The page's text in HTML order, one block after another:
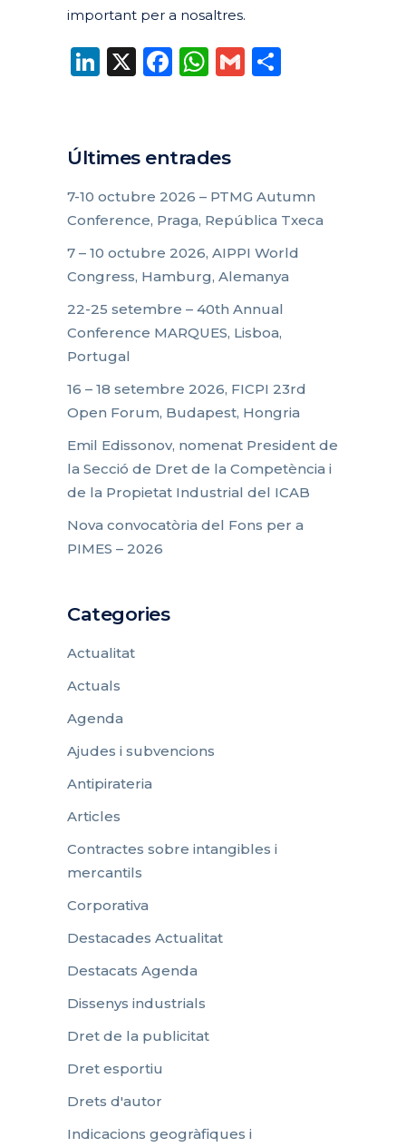
important per a nosaltres.
LinkedIn
X Facebook
WhatsApp
Gmail
Últimes entrades
7-10 octubre 2026 – PTMG Autumn
Conference, Praga, República Txeca
7 – 10 octubre 2026, AIPPI World
Congress, Hamburg, Alemanya
22-25 setembre – 40th Annual
Conference MARQUES, Lisboa,
Portugal
16 – 18 setembre 2026, FICPI 23rd
Open Forum, Budapest, Hongria
Emil Edissonov, nomenat President de
la Secció de Dret de la Competència i
de la Propietat Industrial del ICAB
Nova convocatòria del Fons per a
PIMES – 2026
Categories
Actualitat
Actuals
Agenda
Ajudes i subvencions
Antipirateria
Articles
Contractes sobre intangibles i
mercantils
Corporativa
Destacades Actualitat
Destacats Agenda
Dissenys industrials
Dret de la publicitat
Dret esportiu
Drets d'autor
Indicacions geogràfiques i